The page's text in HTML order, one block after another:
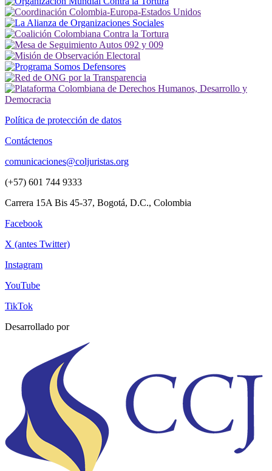
Política de protección de datos
Contáctenos
comunicaciones@coljuristas.org
(+57) 601 744 9333
Carrera 15A Bis 45-37, Bogotá, D.C., Colombia
Facebook
X (antes Twitter)
Instagram
YouTube
TikTok
Desarrollado por